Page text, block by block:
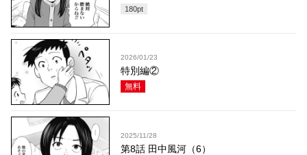
180pt
2026/01/23
特別編②
無料
2025/11/28
第8話 田中風河（6）